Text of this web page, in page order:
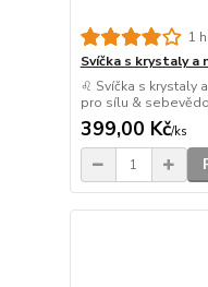
1
Svíčka s krystaly a
♌ Svíčka s krystaly
pro sílu &
399,00 Kč/ks